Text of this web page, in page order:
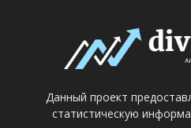
Данный проект
статистическую